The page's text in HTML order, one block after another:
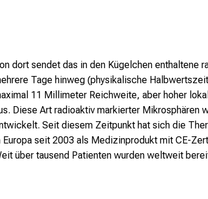
dort sendet das in den Kügelchen enthaltene
Tage hinweg (physikalische
11 Millimeter Reichweite, aber hoher
Diese Art radioaktiv markierter Mikrosphären
Seit diesem Zeitpunkt hat sich die
Europa seit 2003 als Medizinprodukt mit CE-
über tausend Patienten wurden weltweit